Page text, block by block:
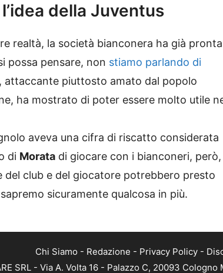
della Juventus
realtà, la società bianconera ha già pronta
possa pensare, non stiamo parlando di
, attaccante piuttosto amato dal popolo
ha mostrato di poter essere molto utile
aveva una cifra di riscatto considerata
di Morata di giocare con i bianconeri, però,
club e del giocatore potrebbero presto
sicuramente qualcosa in più.
Chi Siamo - Redazione - Privacy Policy -
SRL - Via A. Volta 16 - Palazzo C, 20093